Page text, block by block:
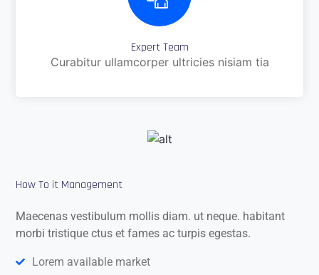
Expert Team
Curabitur ullamcorper ultricies nisiam tia
How To it Management
Maecenas vestibulum mollis diam. ut neque. habitant
morbi tristique ctus et fames ac turpis egestas.
Lorem available market